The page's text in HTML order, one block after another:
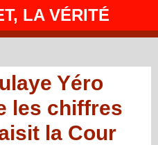
LA VÉRITÉ
Yéro
les chiffres
la Cour